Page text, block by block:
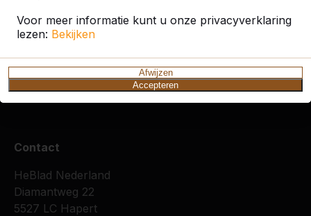
Voor meer informatie kunt u onze privacyverklaring
lezen: Bekijken
Afwijzen
Accepteren
Zie ook
Emmeloord Hilvarenbeek Riel Tilburg
Contact
HeBlad Nederland
Diamantweg 22
5527 LC Hapert